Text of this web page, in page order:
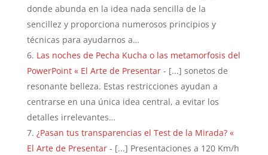
donde abunda en la idea nada sencilla de la
sencillez y proporciona numerosos principios y
técnicas para ayudarnos a…
Las noches de Pecha Kucha o las metamorfosis del
PowerPoint « El Arte de Presentar- [...] sonetos de
resonante belleza. Estas restricciones ayudan a
centrarse en una única idea central, a evitar los
detalles irrelevantes…
¿Pasan tus transparencias el Test de la Mirada? «
El Arte de Presentar- [...] Presentaciones a 120 Km/h